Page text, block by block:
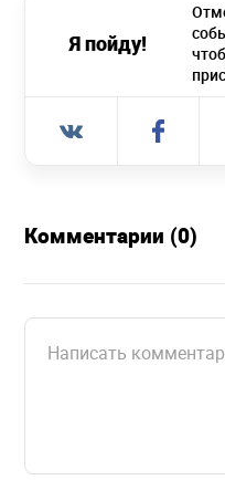
Я пойду!
Комментарии (0)